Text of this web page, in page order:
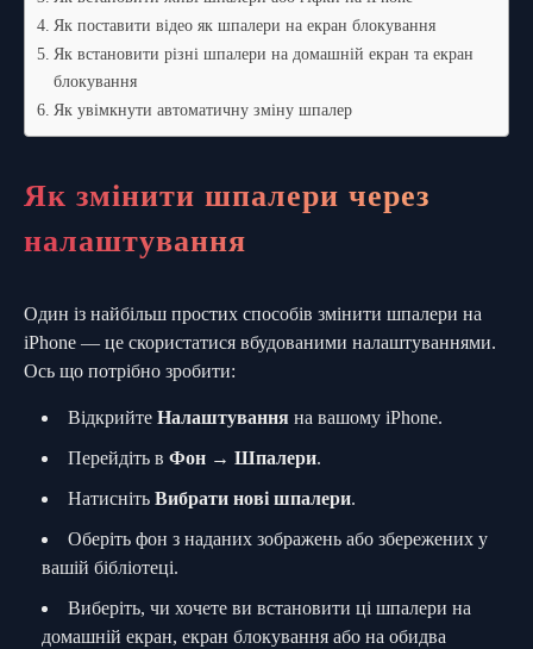
Як поставити відео як шпалери на екран блокування
Як встановити різні шпалери на домашній екран та екран
блокування
Як увімкнути автоматичну зміну шпалер
Як змінити шпалери через
налаштування
Один із найбільш простих способів змінити шпалери на
iPhone — це скористатися вбудованими налаштуваннями.
Ось що потрібно зробити:
Відкрийте Налаштування на вашому iPhone.
Перейдіть в Фон → Шпалери.
Натисніть Вибрати нові шпалери.
Оберіть фон з наданих зображень або збережених у
вашій бібліотеці.
Виберіть, чи хочете ви встановити ці шпалери на
домашній екран, екран блокування або на обидва